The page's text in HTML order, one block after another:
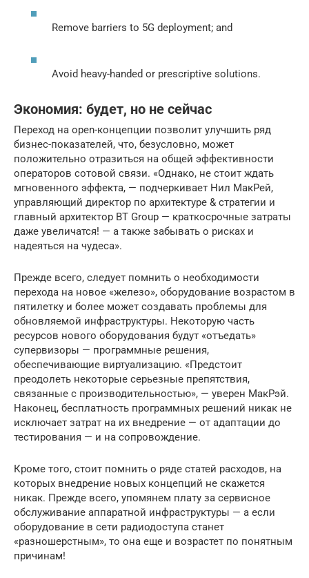
Remove barriers to 5G deployment; and
Avoid heavy-handed or prescriptive solutions.
Экономия: будет, но не сейчас
Переход на open-концепции позволит улучшить ряд
бизнес-показателей, что, безусловно, может
положительно отразиться на общей эффективности
операторов сотовой связи. «Однако, не стоит ждать
мгновенного эффекта, — подчеркивает Нил МакРей,
управляющий директор по архитектуре & стратегии и
главный архитектор BT Group — краткосрочные затраты
даже увеличатся! — а также забывать о рисках и
надеяться на чудеса».
Прежде всего, следует помнить о необходимости
перехода на новое «железо», оборудование возрастом в
пятилетку и более может создавать проблемы для
обновляемой инфраструктуры. Некоторую часть
ресурсов нового оборудования будут «отъедать»
супервизоры — программные решения,
обеспечивающие виртуализацию. «Предстоит
преодолеть некоторые серьезные препятствия,
связанные с производительностью», — уверен МакРэй.
Наконец, бесплатность программных решений никак не
исключает затрат на их внедрение — от адаптации до
тестирования — и на сопровождение.
Кроме того, стоит помнить о ряде статей расходов, на
которых внедрение новых концепций не скажется
никак. Прежде всего, упомянем плату за сервисное
обслуживание аппаратной инфраструктуры — а если
оборудование в сети радиодоступа станет
«разношерстным», то она еще и возрастет по понятным
причинам!